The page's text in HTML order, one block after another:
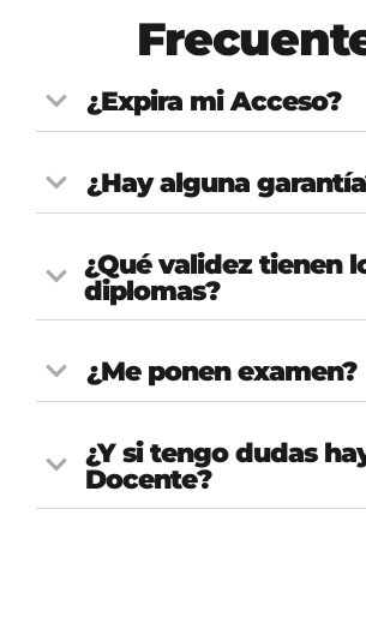
¿Expira mi Acceso?
¿Hay alguna
¿Qué validez tienen
diplomas?
¿Me ponen examen?
¿Y si tengo dudas
Docente?